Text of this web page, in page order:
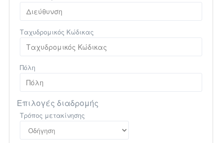
Ταχυδρομικός Κώδικας
Πόλη
Επιλογές διαδρομής
Τρόπος μετακίνησης